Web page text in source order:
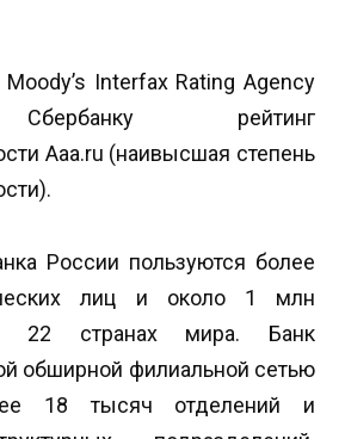
Interfax Rating Agency
рейтинг
Aaa.ru (наивысшая степень
России пользуются более
лиц и около 1 млн
22 странах мира. Банк
обширной филиальной сетью
18 тысяч отделений и